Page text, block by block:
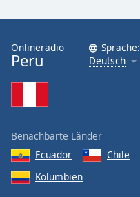
Onlineradio
Peru
Sprache:
Deutsch
Benachbarte Länder
Ecuador
Chile
Kolumbien